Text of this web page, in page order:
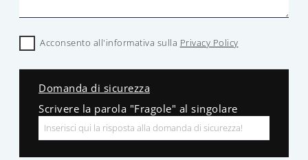
Acconsento all'informativa sulla Privacy Policy
Domanda di sicurezza
Scrivere la parola "Fragole" al singolare